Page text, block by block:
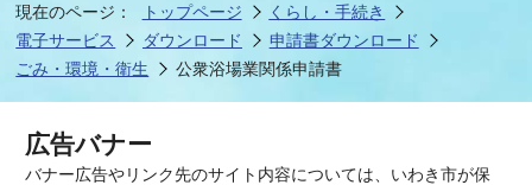
現在のページ： トップページ
くらし・手続き
電子サービス
ダウンロード
申請書ダウンロード
ごみ・環境・衛生
公衆浴場業関係申請書
広告バナー
バナー広告やリンク先のサイト内容については、いわき市が保